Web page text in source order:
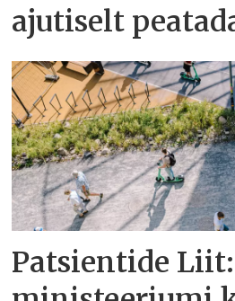
ajutiselt
Patsientide Liit: